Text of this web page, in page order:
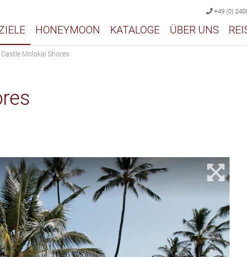
+49 (0)
HONEYMOON KATALOGE ÜBER UNS
Castle Molokai Shores